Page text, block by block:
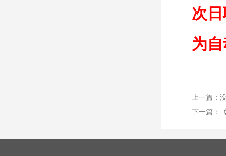
次
为
上一篇：
下一篇：